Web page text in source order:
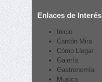
Enlaces de Interés
Inicio
Cantón Mira
Cómo Llegar
Galería
Gastronomía
Musica